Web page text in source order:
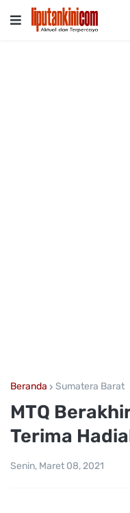
Beranda Sumatera Barat
MTQ
Terima
Senin, Maret 08, 2021